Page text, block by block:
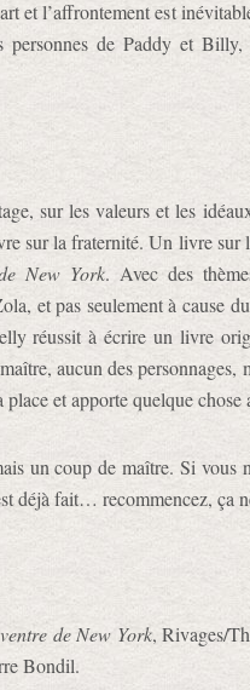
et l’affrontement est
personnes de Paddy et
sur les valeurs et les
sur la fraternité. Un livre
New York. Avec des
et pas seulement à cause
réussit à écrire un livre
aucun des
place et apporte quelque
un coup de maître. Si vous
déjà fait… recommencez, ça
de New York, Rivages/
Bondil.